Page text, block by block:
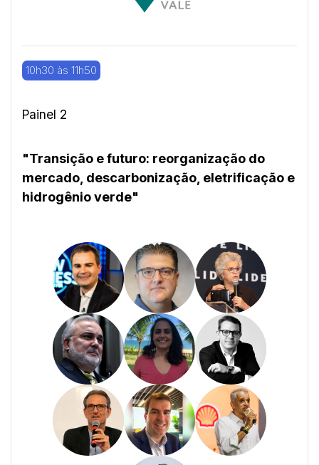
10h30 às 11h50
Painel 2
"Transição e futuro: reorganização do
mercado, descarbonização, eletrificação e
hidrogênio verde"